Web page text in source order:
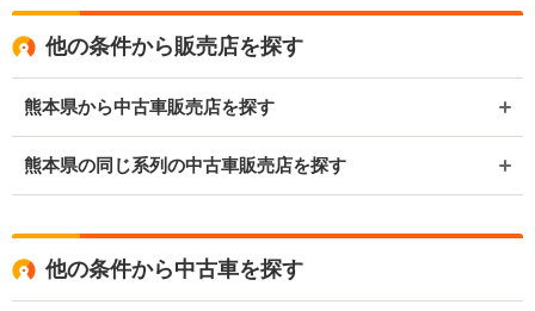
他の条件から販売店を探す
熊本県から中古車販売店を探す
熊本県の同じ系列の中古車販売店を探す
他の条件から中古車を探す